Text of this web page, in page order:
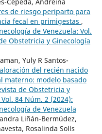
de riesgo periparto para
fecal en primigestas ,
de Venezuela: Vol.
Obstetricia y Ginecología
Yuly R Santos-
del recién nacido
materno: modelo basado
de Obstetricia y
84 Núm. 2 (2024):
de Venezuela
Liñán-Bermúdez,
Rosalinda Solís